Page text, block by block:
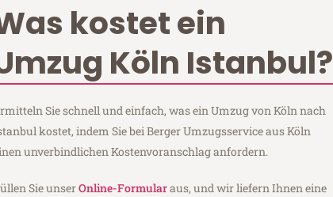
kostet ein
Köln Istanbul?
Sie schnell und einfach, was ein Umzug von Köln nach
kostet, indem Sie bei Berger Umzugsservice aus Köln
unverbindlichen Kostenvoranschlag anfordern.
Sie unserOnline-Formularaus, und wir liefern Ihnen eine